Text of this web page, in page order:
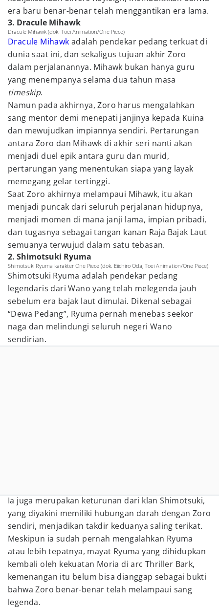
era baru benar-benar telah menggantikan era lama.
3. Dracule Mihawk
Dracule Mihawk (dok. Toei Animation/One Piece)
Dracule Mihawk adalah pendekar pedang terkuat di
dunia saat ini, dan sekaligus tujuan akhir Zoro
dalam perjalanannya. Mihawk bukan hanya guru
yang menempanya selama dua tahun masa
timeskip.
Namun pada akhirnya, Zoro harus mengalahkan
sang mentor demi menepati janjinya kepada Kuina
dan mewujudkan impiannya sendiri. Pertarungan
antara Zoro dan Mihawk di akhir seri nanti akan
menjadi duel epik antara guru dan murid,
pertarungan yang menentukan siapa yang layak
memegang gelar tertinggi.
Saat Zoro akhirnya melampaui Mihawk, itu akan
menjadi puncak dari seluruh perjalanan hidupnya,
menjadi momen di mana janji lama, impian pribadi,
dan tugasnya sebagai tangan kanan Raja Bajak Laut
semuanya terwujud dalam satu tebasan.
2. Shimotsuki Ryuma
Shimotsuki Ryuma karakter One Piece (dok. Eiichiro Oda, Toei Animation/One Piece)
Shimotsuki Ryuma adalah pendekar pedang
legendaris dari Wano yang telah melegenda jauh
sebelum era bajak laut dimulai. Dikenal sebagai
“Dewa Pedang”, Ryuma pernah menebas seekor
naga dan melindungi seluruh negeri Wano
sendirian.
Ia juga merupakan keturunan dari klan Shimotsuki,
yang diyakini memiliki hubungan darah dengan Zoro
sendiri, menjadikan takdir keduanya saling terikat.
Meskipun ia sudah pernah mengalahkan Ryuma
atau lebih tepatnya, mayat Ryuma yang dihidupkan
kembali oleh kekuatan Moria di arc Thriller Bark,
kemenangan itu belum bisa dianggap sebagai bukti
bahwa Zoro benar-benar telah melampaui sang
legenda.